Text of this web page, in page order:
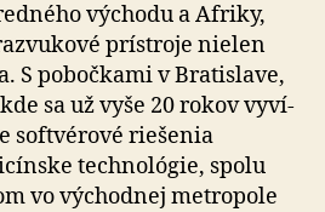
východu a Afriky,
prístroje nielen
S po­boč­kami v Bra­tis­lave,
sa už vyše 20 rokov vy­ví­
soft­vé­rové rie­šenia
tech­no­lógie, spolu
vo vý­chod­nej metro­pole